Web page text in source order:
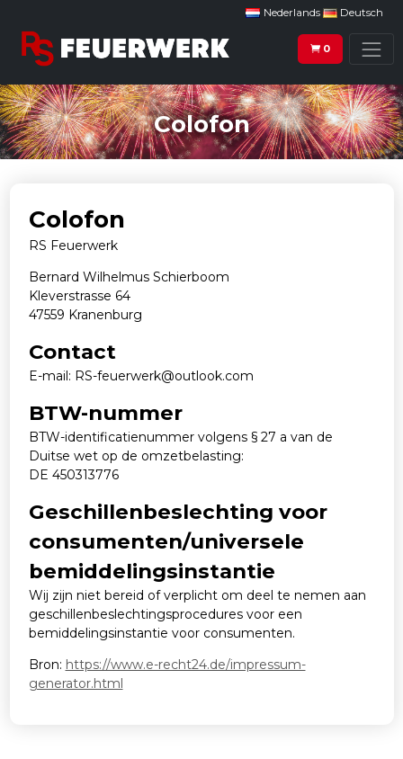
Nederlands Deutsch
0
Colofon
Colofon
RS Feuerwerk
Bernard Wilhelmus Schierboom
Kleverstrasse 64
47559 Kranenburg
Contact
E-mail: RS-feuerwerk@outlook.com
BTW-nummer
BTW-identificatienummer volgens § 27 a van de
Duitse wet op de omzetbelasting:
DE 450313776
Geschillenbeslechting voor
consumenten/universele
bemiddelingsinstantie
Wij zijn niet bereid of verplicht om deel te nemen aan
geschillenbeslechtingsprocedures voor een
bemiddelingsinstantie voor consumenten.
Bron: https://www.e-recht24.de/impressum-
generator.html